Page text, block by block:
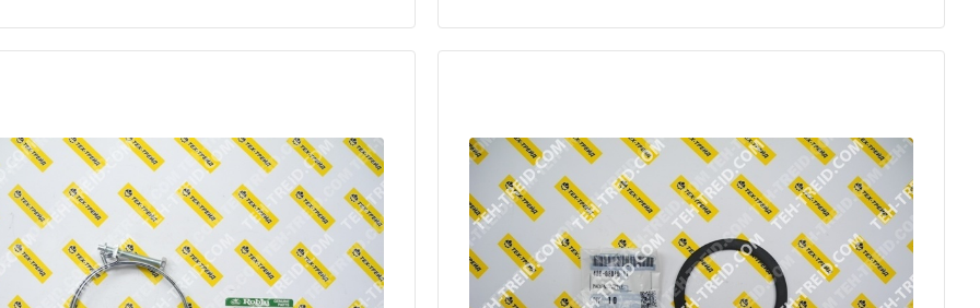
Daishin SWT-80HX/Запчасти для мотопомпы Koshin
для мотопомпы Koshin KTH80X